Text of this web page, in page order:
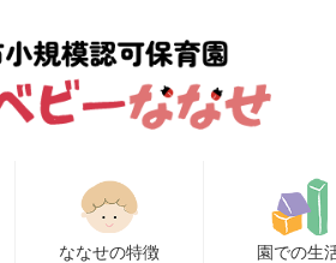
ななせの特徴 園での生